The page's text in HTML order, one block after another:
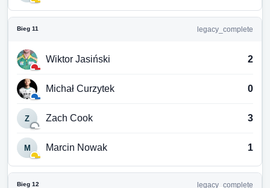
Bieg 11 legacy_complete
Wiktor Jasiński 2
Michał Curzytek 0
Z Zach Cook 3
M Marcin Nowak 1
Bieg 12 legacy_complete